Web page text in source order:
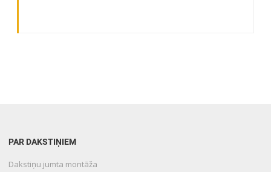
PAR DAKSTIŅIEM
Dakstiņu jumta montāža